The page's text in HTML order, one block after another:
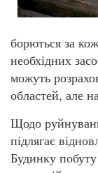
борються за
необхідних
можуть
областей, але
Щодо
підлягає
Будинку